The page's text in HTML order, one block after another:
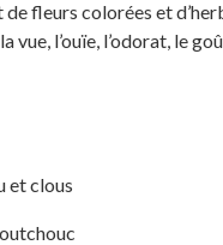
fleurs colorées et
vue, l’ouïe, l’odorat, le
et clous